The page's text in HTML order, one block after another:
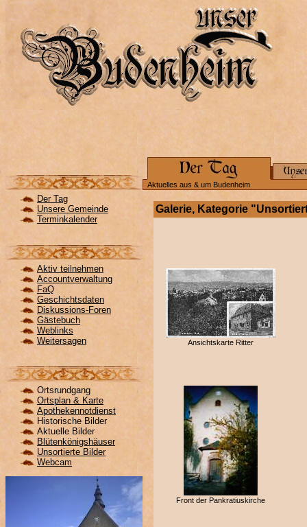
Aktuelles aus & um Budenheim
Der Tag
Unsere Gemeinde
Terminkalender
Aktiv teilnehmen
Accountverwaltung
FaQ
Geschichtsdaten
Diskussions-Foren
Gästebuch
Weblinks
Weitersagen
Ortsrundgang
Ortsplan & Karte
Apothekennotdienst
Historische Bilder
Aktuelle Bilder
Blütenkönigshäuser
Unsortierte Bilder
Webcam
Galerie, Kategorie
Ansichtskarte Ritter
Front der Pankratiuskirche